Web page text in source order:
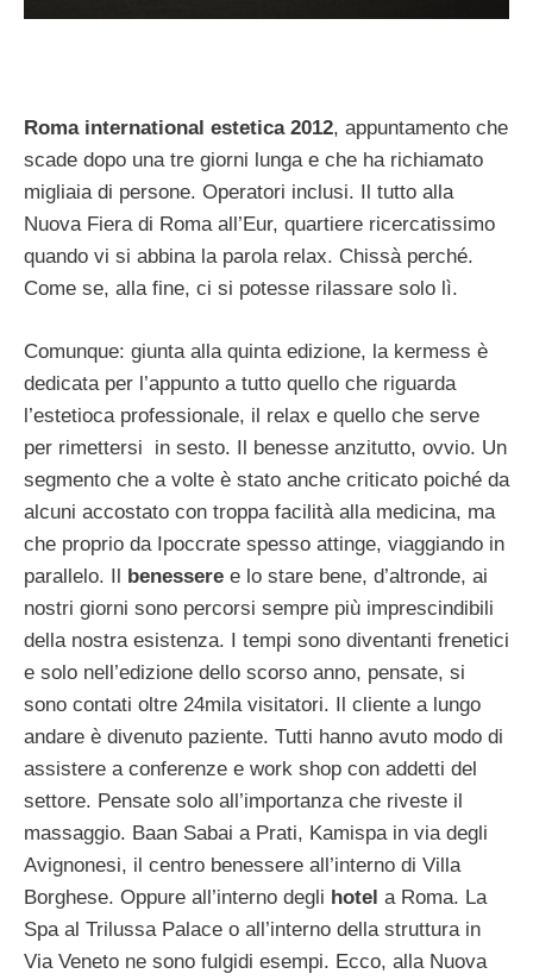
Roma international estetica 2012, appuntamento che
scade dopo una tre giorni lunga e che ha richiamato
migliaia di persone. Operatori inclusi. Il tutto alla
Nuova Fiera di Roma all’Eur, quartiere ricercatissimo
quando vi si abbina la parola relax. Chissà perché.
Come se, alla fine, ci si potesse rilassare solo lì.
Comunque: giunta alla quinta edizione, la kermess è
dedicata per l’appunto a tutto quello che riguarda
l’estetioca professionale, il relax e quello che serve
per rimettersi in sesto. Il benesse anzitutto, ovvio. Un
segmento che a volte è stato anche criticato poiché da
alcuni accostato con troppa facilità alla medicina, ma
che proprio da Ipoccrate spesso attinge, viaggiando in
parallelo. Il benessere e lo stare bene, d’altronde, ai
nostri giorni sono percorsi sempre più imprescindibili
della nostra esistenza. I tempi sono diventanti frenetici
e solo nell’edizione dello scorso anno, pensate, si
sono contati oltre 24mila visitatori. Il cliente a lungo
andare è divenuto paziente. Tutti hanno avuto modo di
assistere a conferenze e work shop con addetti del
settore. Pensate solo all’importanza che riveste il
massaggio. Baan Sabai a Prati, Kamispa in via degli
Avignonesi, il centro benessere all’interno di Villa
Borghese. Oppure all’interno degli hotel a Roma. La
Spa al Trilussa Palace o all’interno della struttura in
Via Veneto ne sono fulgidi esempi. Ecco, alla Nuova